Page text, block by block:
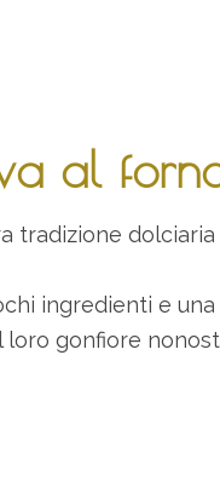
al
tradizione
ingredienti e
gonfiore